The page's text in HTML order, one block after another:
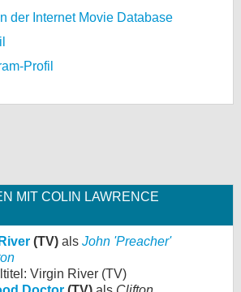
der Internet Movie Database
Profil
MIT COLIN LAWRENCE
(TV) als John 'Preacher'
Virgin River (TV)